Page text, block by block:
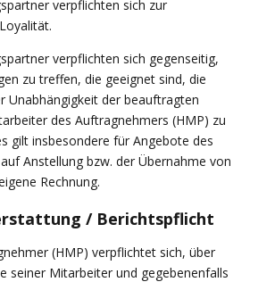
verpflichten sich zur
verpflichten sich gegenseitig,
zu treffen, die geeignet sind, die
Unabhängigkeit der beauftragten
des Auftragnehmers (HMP) zu
gilt insbesondere für Angebote des
Anstellung bzw. der Übernahme von
Rechnung.
/ Berichtspflicht
(HMP) verpflichtet sich, über
seiner Mitarbeiter und gegebenenfalls